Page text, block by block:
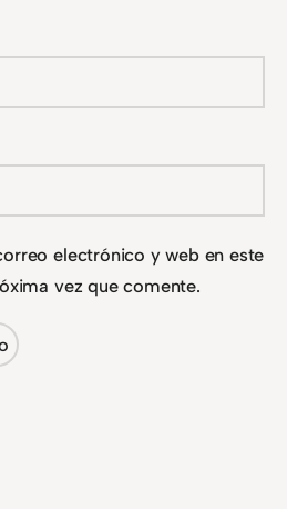
electrónico y web en este
vez que comente.